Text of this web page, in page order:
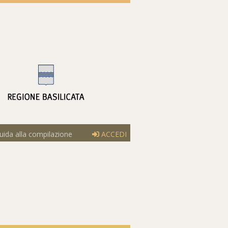
alla compilazione ACCEDI